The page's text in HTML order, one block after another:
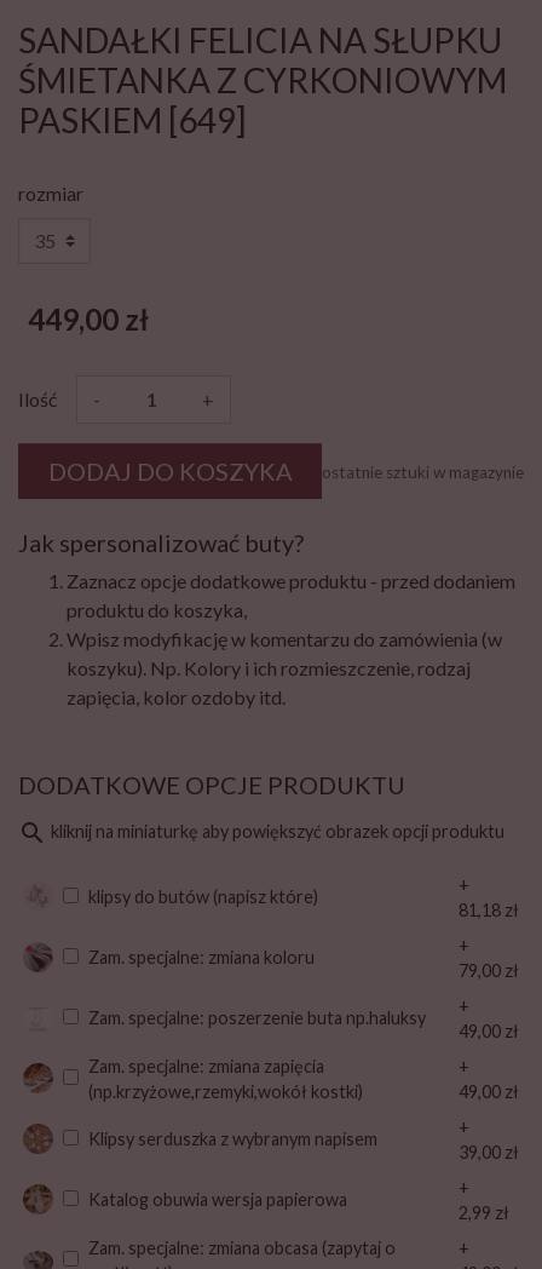
SANDAŁKI FELICIA NA SŁUPKU
ŚMIETANKA Z CYRKONIOWYM
PASKIEM [649]
rozmiar
449,00 zł
Ilość - +
DODAJ DO KOSZYKA ostatnie sztuki w magazynie
Jak spersonalizować buty?
Zaznacz opcje dodatkowe produktu - przed dodaniem
produktu do koszyka,
Wpisz modyfikację w komentarzu do zamówienia (w
koszyku). Np. Kolory i ich rozmieszczenie, rodzaj
zapięcia, kolor ozdoby itd.
DODATKOWE OPCJE PRODUKTU
search kliknij na miniaturkę aby powiększyć obrazek opcji produktu
klipsy do butów (napisz które)
+
81,18 zł
Zam. specjalne: zmiana koloru
+
79,00 zł
Zam. specjalne: poszerzenie buta np.haluksy
+
49,00 zł
Zam. specjalne: zmiana zapięcia
(np.krzyżowe,rzemyki,wokół kostki)
+
49,00 zł
Klipsy serduszka z wybranym napisem
+
39,00 zł
Katalog obuwia wersja papierowa
+
2,99 zł
Zam. specjalne: zmiana obcasa (zapytaj o
+